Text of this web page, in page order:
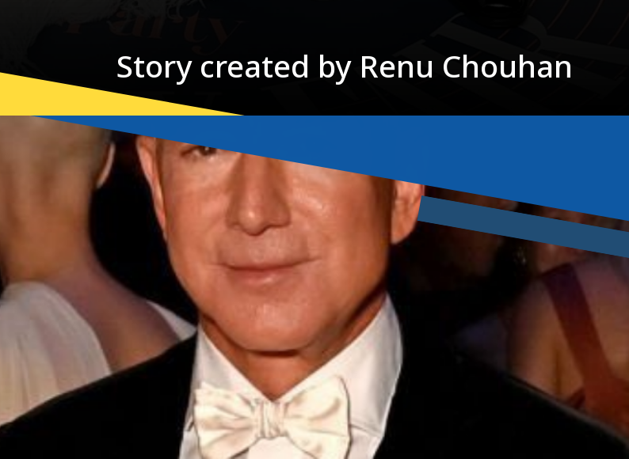
Story created by Renu Chouhan